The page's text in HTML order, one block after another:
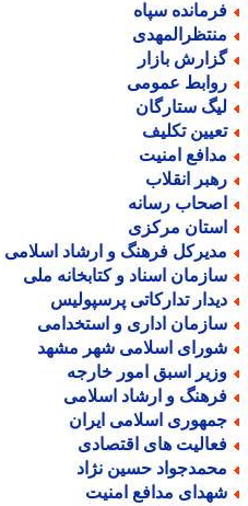
سپاه
بازار
عمومی
ستارگان
تکلیف
امنیت
انقلاب
رسانه
مرکزی
فرهنگ و ارشاد اسلامی
اسناد و کتابخانه ملی
تدارکاتی پرسپولیس
اداری و استخدامی
اسلامی شهر مشهد
اسبق امور خارجه
و ارشاد اسلامی
اسلامی ایران
های اقتصادی
حسین نژاد
مدافع امنیت